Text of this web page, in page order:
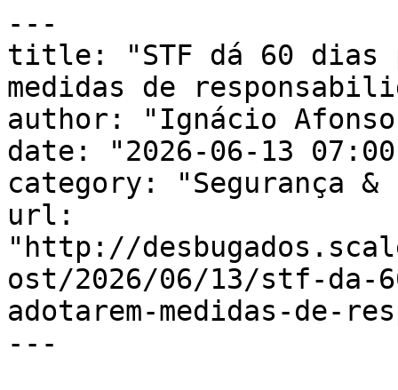
---
title: "STF dá 60 dias
medidas de
author: "Ignácio
date: "2026-06-13
category: "Segurança
url:
"http://
ost/2026/06/13/stf-da-
adotarem-medidas-de-
---